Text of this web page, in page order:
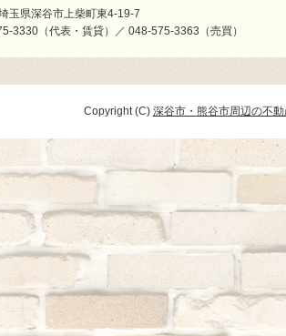
玉県深谷市上柴町東4-19-7
3330（代表・賃貸）／ 048-575-3363（売買）
Copyright (C) 深谷市・熊谷市周辺の不